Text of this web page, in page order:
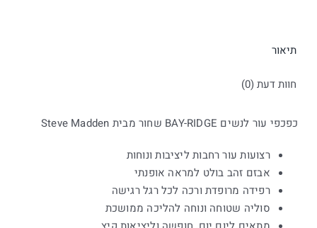
תיאור
חוות דעת (0)
כפכפי עור לנשים BAY-RIDGE שחור מבית Steve Madden
רצועות עור רחבות ליציבות ונוחות
אבזם זהב בולט למראה אופנתי
רפידה מרופדת ורכה לכל רגל רגישה
סוליה שטוחה ונוחה להליכה ממושכת